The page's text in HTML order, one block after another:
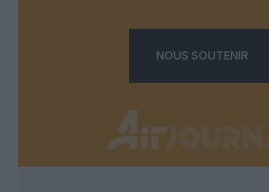
NOUS SOUTENIR